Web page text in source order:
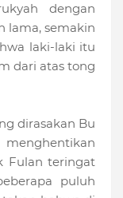
dengan
lama, semakin
laki-laki itu
dari atas tong
dirasakan Bu
Fulan teringat
puluh